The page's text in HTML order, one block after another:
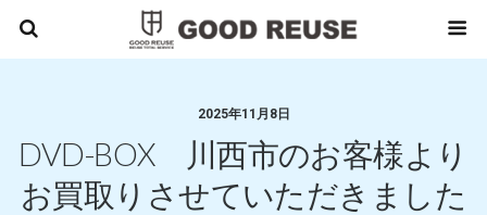
2025年11月8日
DVD-BOX 川西市のお客様より
お買取りさせていただきました